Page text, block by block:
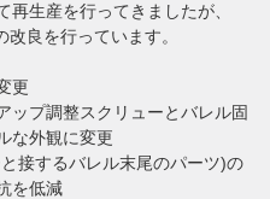
生産を行ってきましたが、
良を行っています。
更
ップ調整スクリューとバレル固
な外観に変更
接するバレル末尾のパーツ)の
を低減